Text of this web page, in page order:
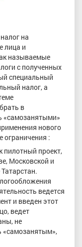
на
лица и
называемые
с полученных
специальный
налог, а
в
«самозанятыми»
нового
:
проект,
Московской и
ведется
и введен этот
ведет
не
«самозанятым»,